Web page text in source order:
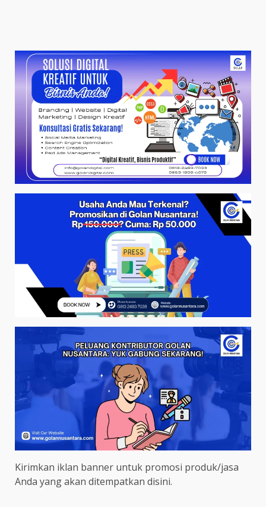
Kirimkan iklan banner untuk promosi produk/jasa
Anda yang akan ditempatkan disini.